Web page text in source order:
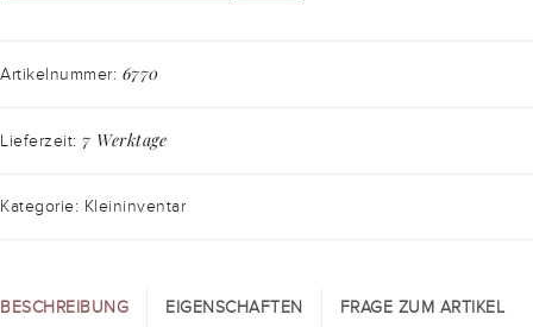
Artikelnummer: 6770
Lieferzeit: 7 Werktage
Kategorie: Kleininventar
BESCHREIBUNG EIGENSCHAFTEN FRAGE ZUM ARTIKEL